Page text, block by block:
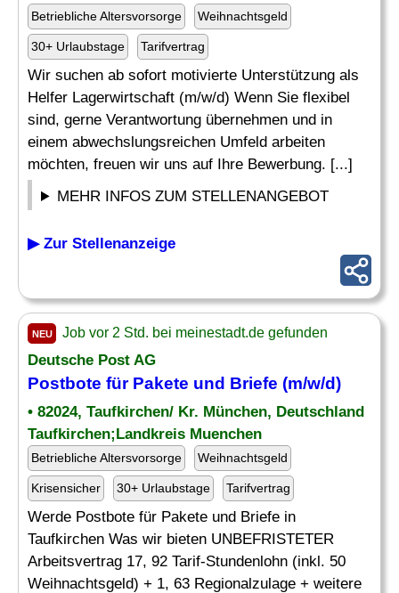
Betriebliche Altersvorsorge Weihnachtsgeld
30+ Urlaubstage Tarifvertrag
Wir suchen ab sofort motivierte Unterstützung als
Helfer Lagerwirtschaft (m/w/d) Wenn Sie flexibel
sind, gerne Verantwortung übernehmen und in
einem abwechslungsreichen Umfeld arbeiten
möchten, freuen wir uns auf Ihre Bewerbung. [...]
MEHR INFOS ZUM STELLENANGEBOT
▶ Zur Stellenanzeige
NEU Job vor 2 Std. bei meinestadt.de gefunden
Deutsche Post AG
Postbote für Pakete und Briefe (m/w/d)
• 82024, Taufkirchen/ Kr. München, Deutschland
Taufkirchen;Landkreis Muenchen
Betriebliche Altersvorsorge Weihnachtsgeld
Krisensicher 30+ Urlaubstage Tarifvertrag
Werde Postbote für Pakete und Briefe in
Taufkirchen Was wir bieten UNBEFRISTETER
Arbeitsvertrag 17, 92 Tarif-Stundenlohn (inkl. 50
Weihnachtsgeld) + 1, 63 Regionalzulage + weitere